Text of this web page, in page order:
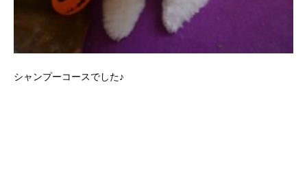
シャンプーコースでした♪